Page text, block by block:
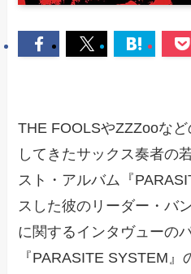
THE FOOLSやZZZooな
してきたサックス奏者の
スト・アルバム『
スした彼のリーダー・バ
に関するインタヴューの
『PARASITE SYSTEM